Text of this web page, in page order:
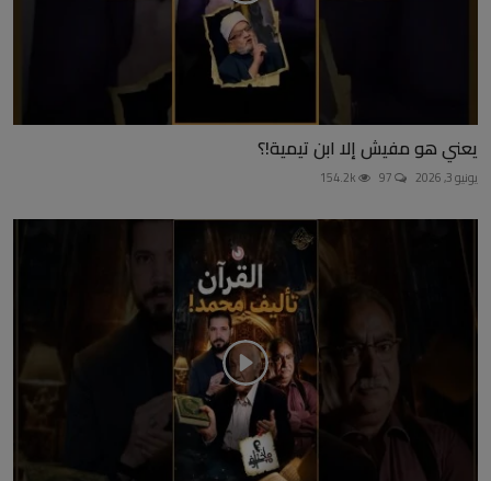
يعني هو مفيش إلا ابن تيمية!؟
يونيو 3, 2026